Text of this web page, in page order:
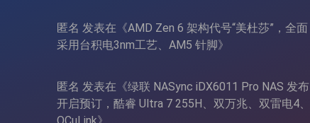
匿名 发表在《AMD Zen 6 架构代号“美杜莎”，全面
采用台积电3nm工艺、AM5 针脚》
匿名 发表在《绿联 NASync iDX6011 Pro NAS 发布
开启预订，酷睿 Ultra 7 255H、双万兆、双雷电4、